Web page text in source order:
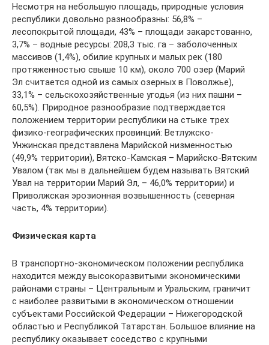
Несмотря на небольшую площадь, природные условия
республики довольно разнообразны: 56,8% –
лесопокрытой площади, 43% – площади закарстованно,
3,7% – водные ресурсы: 208,3 тыс. га – заболоченных
массивов (1,4%), обилие крупных и малых рек (180
протяженностью свыше 10 км), около 700 озер (Марий
Эл считается одной из самых озерных в Поволжье),
33,1% – сельскохозяйственные угодья (из них пашни –
60,5%). Природное разнообразие подтверждается
положением территории республики на стыке трех
физико-географических провинций: Ветлужско-
Унжинская представлена Марийской низменностью
(49,9% территории), Вятско-Камская – Марийско-Вятским
Увалом (так мы в дальнейшем будем называть Вятский
Увал на территории Марий Эл, – 46,0% территории) и
Приволжская эрозионная возвышенность (северная
часть, 4% территории).
Физическая карта
В транспортно-экономическом положении республика
находится между высокоразвитыми экономическими
районами страны – Центральным и Уральским, граничит
с наиболее развитыми в экономическом отношении
субъектами Российской Федерации – Нижегородской
областью и Республикой Татарстан. Большое влияние на
республику оказывает соседство с крупными